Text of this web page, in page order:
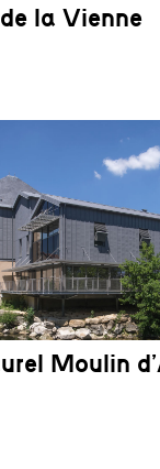
la Vienne
Moulin